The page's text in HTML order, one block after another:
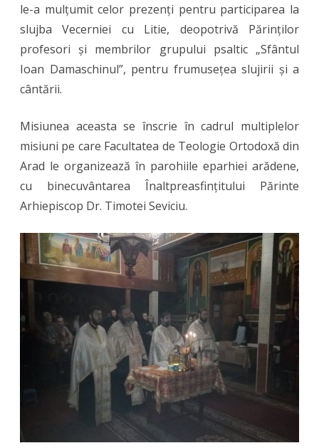
le-a mulțumit celor prezenți pentru participarea la
slujba Vecerniei cu Litie, deopotrivă Părinților
profesori și membrilor grupului psaltic „Sfântul
Ioan Damaschinul”, pentru frumusețea slujirii și a
cântării.
Misiunea aceasta se înscrie în cadrul multiplelor
misiuni pe care Facultatea de Teologie Ortodoxă din
Arad le organizează în parohiile eparhiei arădene,
cu binecuvântarea Înaltpreasfințitului Părinte
Arhiepiscop Dr. Timotei Seviciu.